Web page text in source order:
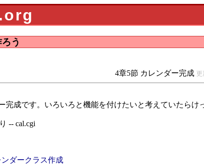
う
4章5節 カレンダー完成 更
成です。いろいろと機能を付けたいと考えていたらけ
-- cal.cgi
ンダークラス作成